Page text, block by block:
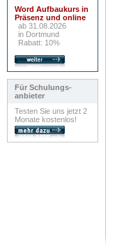
Word Aufbaukurs in
Präsenz und online
ab 31.08.2026
in Dortmund
Rabatt: 10%
Für Schulungs-
anbieter
Testen Sie uns jetzt 2
Monate kostenlos!